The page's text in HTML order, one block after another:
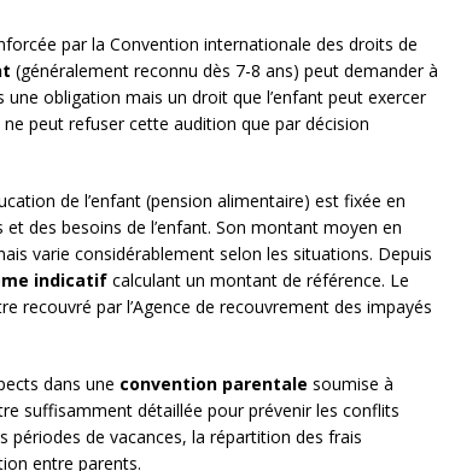
par la Convention internationale des droits de
(généralement reconnu dès 7-8 ans) peut demander à
obligation mais un droit que l’enfant peut exercer
peut refuser cette audition que par décision
de l’enfant (pension alimentaire) est fixée en
des besoins de l’enfant. Son montant moyen en
varie considérablement selon les situations. Depuis
indicatif calculant un montant de référence. Le
recouvré par l’Agence de recouvrement des impayés
dans une convention parentale soumise à
suffisamment détaillée pour prévenir les conflits
de vacances, la répartition des frais
entre parents.